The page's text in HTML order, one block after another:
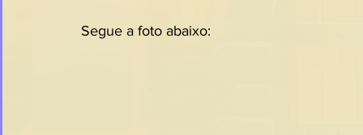
Segue a foto abaixo: